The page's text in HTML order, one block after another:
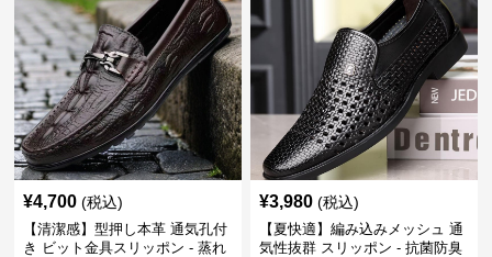
¥4,700 (税込)
【清潔感】型押し本革 通気孔付
き ビット金具スリッポン - 蒸れ
¥3,980 (税込)
【夏快適】編み込みメッシュ 通
気性抜群 スリッポン - 抗菌防臭